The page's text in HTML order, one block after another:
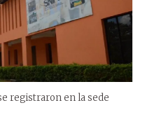
registraron en la sede